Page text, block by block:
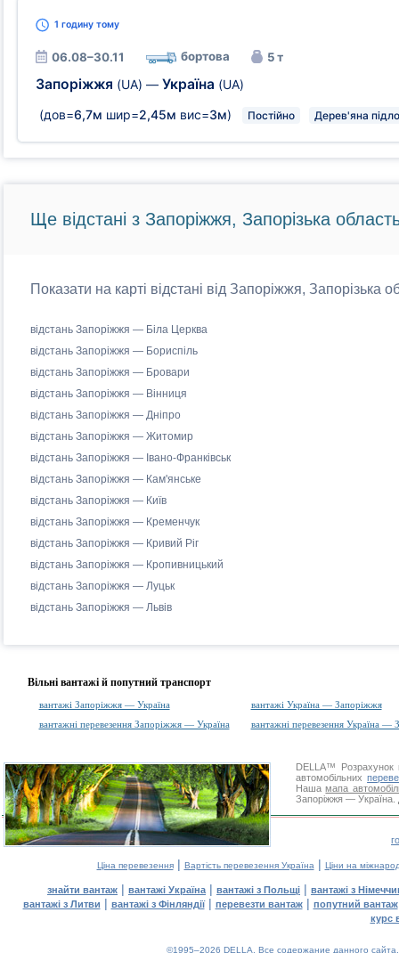
1 годинутому
06.08–30.11 бортова 5 т
Запоріжжя (UA) — Україна (UA)
(дов=6,7м шир=2,45м вис=3м) Постійно Дерев'яна
Ще відстані з Запоріжжя, Запорізька
Показати на карті відстані від Запоріжжя, Запорізька
відстань Запоріжжя — Біла Церква
відстань Запоріжжя — Бориспіль
відстань Запоріжжя — Бровари
відстань Запоріжжя — Вінниця
відстань Запоріжжя — Дніпро
відстань Запоріжжя — Житомир
відстань Запоріжжя — Івано-Франківськ
відстань Запоріжжя — Кам'янське
відстань Запоріжжя — Київ
відстань Запоріжжя — Кременчук
відстань Запоріжжя — Кривий Ріг
відстань Запоріжжя — Кропивницький
відстань Запоріжжя — Луцьк
відстань Запоріжжя — Львів
Вільні вантажі й попутний транспорт
вантажі Запоріжжя — Україна
вантажі Україна — Запоріжжя
вантажні перевезення Запоріжжя — Україна
вантажні перевезення Україна —
DELLA™
Розрахунок
автомобільних
Нашамапа
Запоріжжя — Україна.
Ціна перевезення| Вартість перевезення Україна | Ціни на
знайти вантаж | вантажі Україна | вантажі з Польщі | вантажі з
вантажі з Литви | вантажі з Фінляндії| перевезти вантаж| попутний вантаж
курс
©1995–2026 DELLA. Все содержание данного